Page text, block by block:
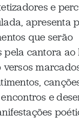
e
apresenta
que serão
cantora ao
versos
e